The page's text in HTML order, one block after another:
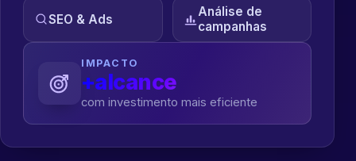
SEO & Ads
Análise de
campanhas
IMPACTO
+alcance
com investimento mais eficiente